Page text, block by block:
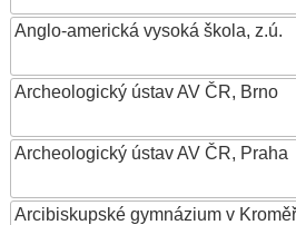
Anglo-americká vysoká škola, z.ú.
Archeologický ústav AV ČR, Brno
Archeologický ústav AV ČR, Praha
Arcibiskupské gymnázium v